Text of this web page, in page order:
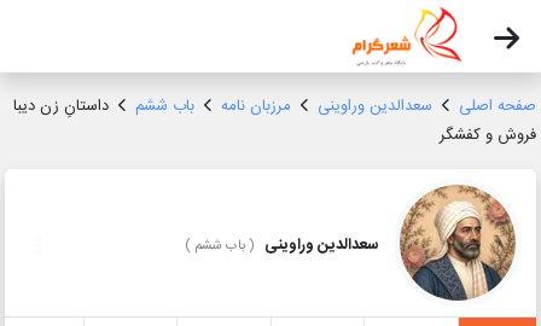
صفحه اصلی سعدالدین وراوینی مرزبان نامه باب ششم
داستانِ زن دیبا
فروش و کفشگر
سعدالدین وراوینی (باب ششم )